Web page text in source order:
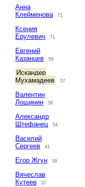
Анна
Клейменова
71
Ксения
Ерулевич
71
Евгений
Казанцев
59
Искандер
Мухамадеев
57
Валентин
Лощинин
56
Александр
Штефанец
54
Василий
Сергеев
41
Егор Жгун 39
Вячеслав
Кутеев
37